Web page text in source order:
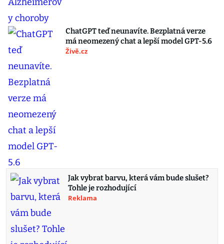
ChatGPT teď neunavíte. Bezplatná verze
má neomezený chat a lepší model GPT-5.6
Živě.cz
Jak vybrat barvu, která vám bude slušet?
Tohle je rozhodující
Reklama